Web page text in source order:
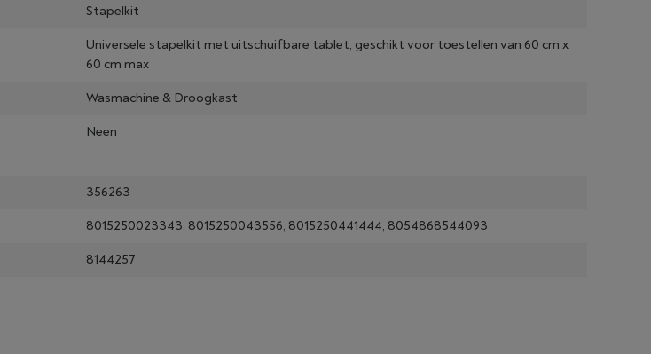
Stapelkit
Universele stapelkit met uitschuifbare tablet, geschikt voor toestellen van 60 cm x
60 cm max
Wasmachine & Droogkast
Neen
356263
8015250023343, 8015250043556, 8015250441444, 8054868544093
8144257